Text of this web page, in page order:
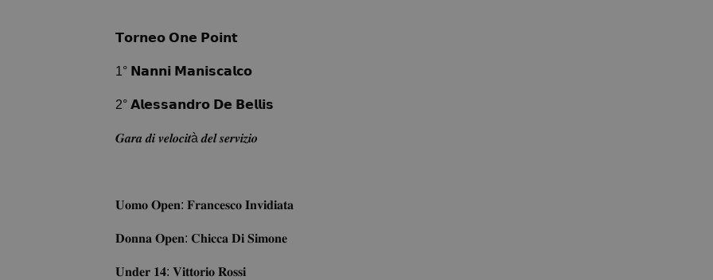
𝗧𝗼𝗿𝗻𝗲𝗼 𝗢𝗻𝗲 𝗣𝗼𝗶𝗻𝘁
1° 𝗡𝗮𝗻𝗻𝗶 𝗠𝗮𝗻𝗶𝘀𝗰𝗮𝗹𝗰𝗼
2° 𝗔𝗹𝗲𝘀𝘀𝗮𝗻𝗱𝗿𝗼 𝗗𝗲 𝗕𝗲𝗹𝗹𝗶𝘀
𝑮𝒂𝒓𝒂 𝒅𝒊 𝒗𝒆𝒍𝒐𝒄𝒊𝒕à 𝒅𝒆𝒍 𝒔𝒆𝒓𝒗𝒊𝒛𝒊𝒐
𝐔𝐨𝐦𝐨 𝐎𝐩𝐞𝐧: 𝐅𝐫𝐚𝐧𝐜𝐞𝐬𝐜𝐨 𝐈𝐧𝐯𝐢𝐝𝐢𝐚𝐭𝐚
𝐃𝐨𝐧𝐧𝐚 𝐎𝐩𝐞𝐧: 𝐂𝐡𝐢𝐜𝐜𝐚 𝐃𝐢 𝐒𝐢𝐦𝐨𝐧𝐞
𝐔𝐧𝐝𝐞𝐫 𝟏𝟒: 𝐕𝐢𝐭𝐭𝐨𝐫𝐢𝐨 𝐑𝐨𝐬𝐬𝐢